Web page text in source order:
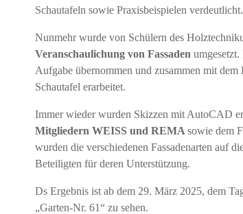
Schautafeln sowie Praxisbeispielen verdeutlicht.
Nunmehr wurde von Schülern des
Veranschaulichung von Fassaden
Aufgabe übernommen und zusammen mit
Schautafel erarbeitet.
Immer wieder wurden Skizzen mit AutoCAD
Mitgliedern WEISS und REMA sowie dem
wurden die verschiedenen Fassadenarten auf
Beteiligten für deren Unterstützung.
Ds Ergebnis ist ab dem 29. März 2025, dem
„Garten-Nr. 61“ zu sehen.